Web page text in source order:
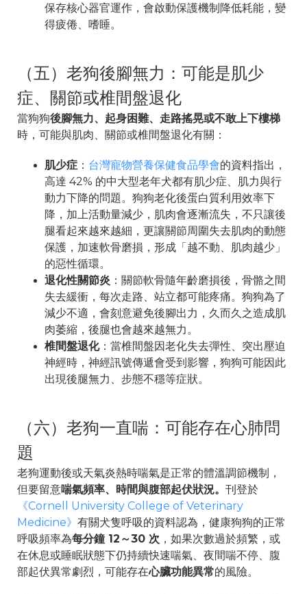
保存核心器官運作，會啟動保護機制降低耗能，變
得疲倦、嗜睡。
（五）老狗後腳無力：可能是肌少
症、關節或椎間盤退化
當狗狗後腳無力、起身困難、走路搖晃或不敢上下樓梯
時，可能與肌肉、關節或椎間盤退化有關：
肌少症 ： 台灣寵物營養保健食品學會的資料指出，
高達 42% 的中大型老年犬都有肌少症、肌力與行
動力下降的問題。狗狗老化後蛋白質利用效率下
降，加上活動量減少，肌肉會逐漸流失，不只讓後
腿看起來越來越細，更讓關節周圍失去肌肉的動態
保護，加速軟骨磨損，形成「越不動、肌肉越少」
的惡性循環。
退化性關節炎 ：關節軟骨隨年齡磨損後，骨骼之間
失去緩衝，每次走路、站立都可能疼痛。狗狗為了
減少不適，會刻意避免後腳出力，久而久之造成肌
肉萎縮，後腿也會越來越無力。
椎間盤退化：當椎間盤因老化失去彈性、突出壓迫
神經時，神經訊號傳遞會受到影響，狗狗可能因此
出現後腿無力、步態不穩等症狀。
（六）老狗一直喘：可能存在心肺問
題
老狗運動後或天氣炎熱時喘氣是正常的體溫調節機制，
但要留意喘氣頻率、時間與腹部起伏狀況。 刊登於
《Cornell University College of Veterinary
Medicine》 有關犬隻呼吸的資料認為，健康狗狗的正常
呼吸頻率為每分鐘 12～30 次 ，如果次數過於頻繁，或
在休息或睡眠狀態下仍持續快速喘氣、夜間喘不停、腹
部起伏異常劇烈，可能存在心臟功能異常的風險。